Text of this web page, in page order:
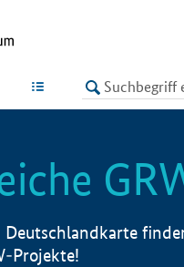
LISTE
Projekte!